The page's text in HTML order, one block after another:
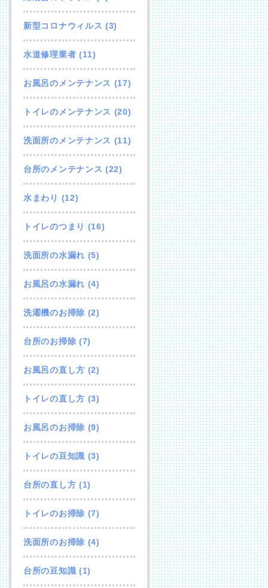
新型コロナウィルス (3)
水道修理業者 (11)
お風呂のメンテナンス (17)
トイレのメンテナンス (20)
洗面所のメンテナンス (11)
台所のメンテナンス (22)
水まわり (12)
トイレのつまり (16)
洗面所の水漏れ (5)
お風呂の水漏れ (4)
洗濯機のお掃除 (2)
台所のお掃除 (7)
お風呂の直し方 (2)
トイレの直し方 (3)
お風呂のお掃除 (9)
トイレの豆知識 (3)
台所の直し方 (1)
トイレのお掃除 (7)
洗面所のお掃除 (4)
台所の豆知識 (1)